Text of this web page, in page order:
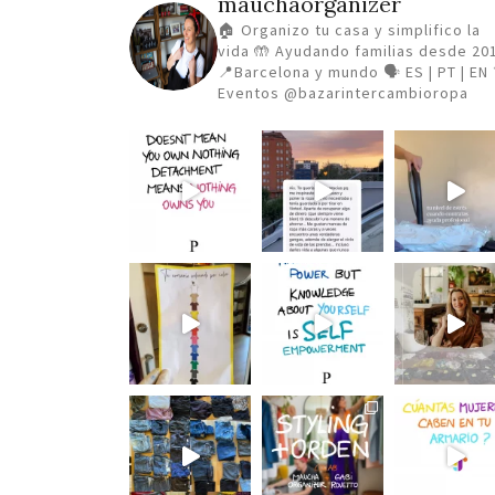
🏠 Organizo tu casa y simplifico la
vida 🤲 Ayudando familias desde
📍Barcelona y mundo 🗣️ ES | PT | EN
Eventos @bazarintercambioropa